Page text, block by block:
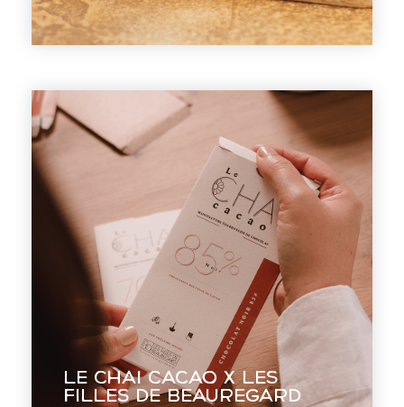
EN VOIR +
Le Chai Cacao x Les
Filles de Beauregard
Le Chai Cacao x Les
Filles de
Beauregard
Réinterpréter un classique de la
chocolaterie charentaise et concevoir
l’image d’une chocolaterie Bean to
Bar.